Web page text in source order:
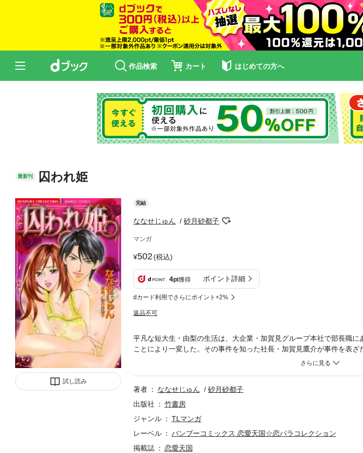
作品検索 カート はじめての方へ
最新刊 囚われ姫
試し読み
完結
ななせじゅん 砂月砂都子
マンガ
502(税込)
4pt獲得 ポイント詳細
dカード利用でさらにポイント+2%
返品不可
平凡な短大生・由梨の生活は、大企業・加賀見グループ本社で部長職
ことにより一変した。その事件を知った社長・加賀見鷹介が事件を表ざ
一つ。娘の由梨を自分の「私的な使用人」として差し出させることだっ
著者
ななせじゅん
砂月砂都子
出版社
竹書房
ジャンル
TLマンガ
レーベル
バンブーコミックス 恋愛天国☆恋パラコレクション
掲載誌
恋愛天国